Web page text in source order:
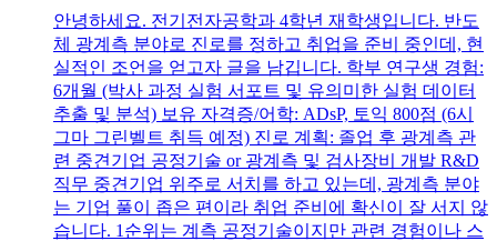
안녕하세요. 전기전자공학과 4학년 재학생입니다. 반도
체 광계측 분야로 진로를 정하고 취업을 준비 중인데, 현
실적인 조언을 얻고자 글을 남깁니다. 학부 연구생 경험:
6개월 (박사 과정 실험 서포트 및 유의미한 실험 데이터
추출 및 분석) 보유 자격증/어학: ADsP, 토익 800점 (6시
그마 그린벨트 취득 예정) 진로 계획: 졸업 후 광계측 관
련 중견기업 공정기술 or 광계측 및 검사장비 개발 R&D
직무 중견기업 위주로 서치를 하고 있는데, 광계측 분야
는 기업 풀이 좁은 편이라 취업 준비에 확신이 잘 서지 않
습니다. 1순위는 계측 공정기술이지만 관련 경험이나 스